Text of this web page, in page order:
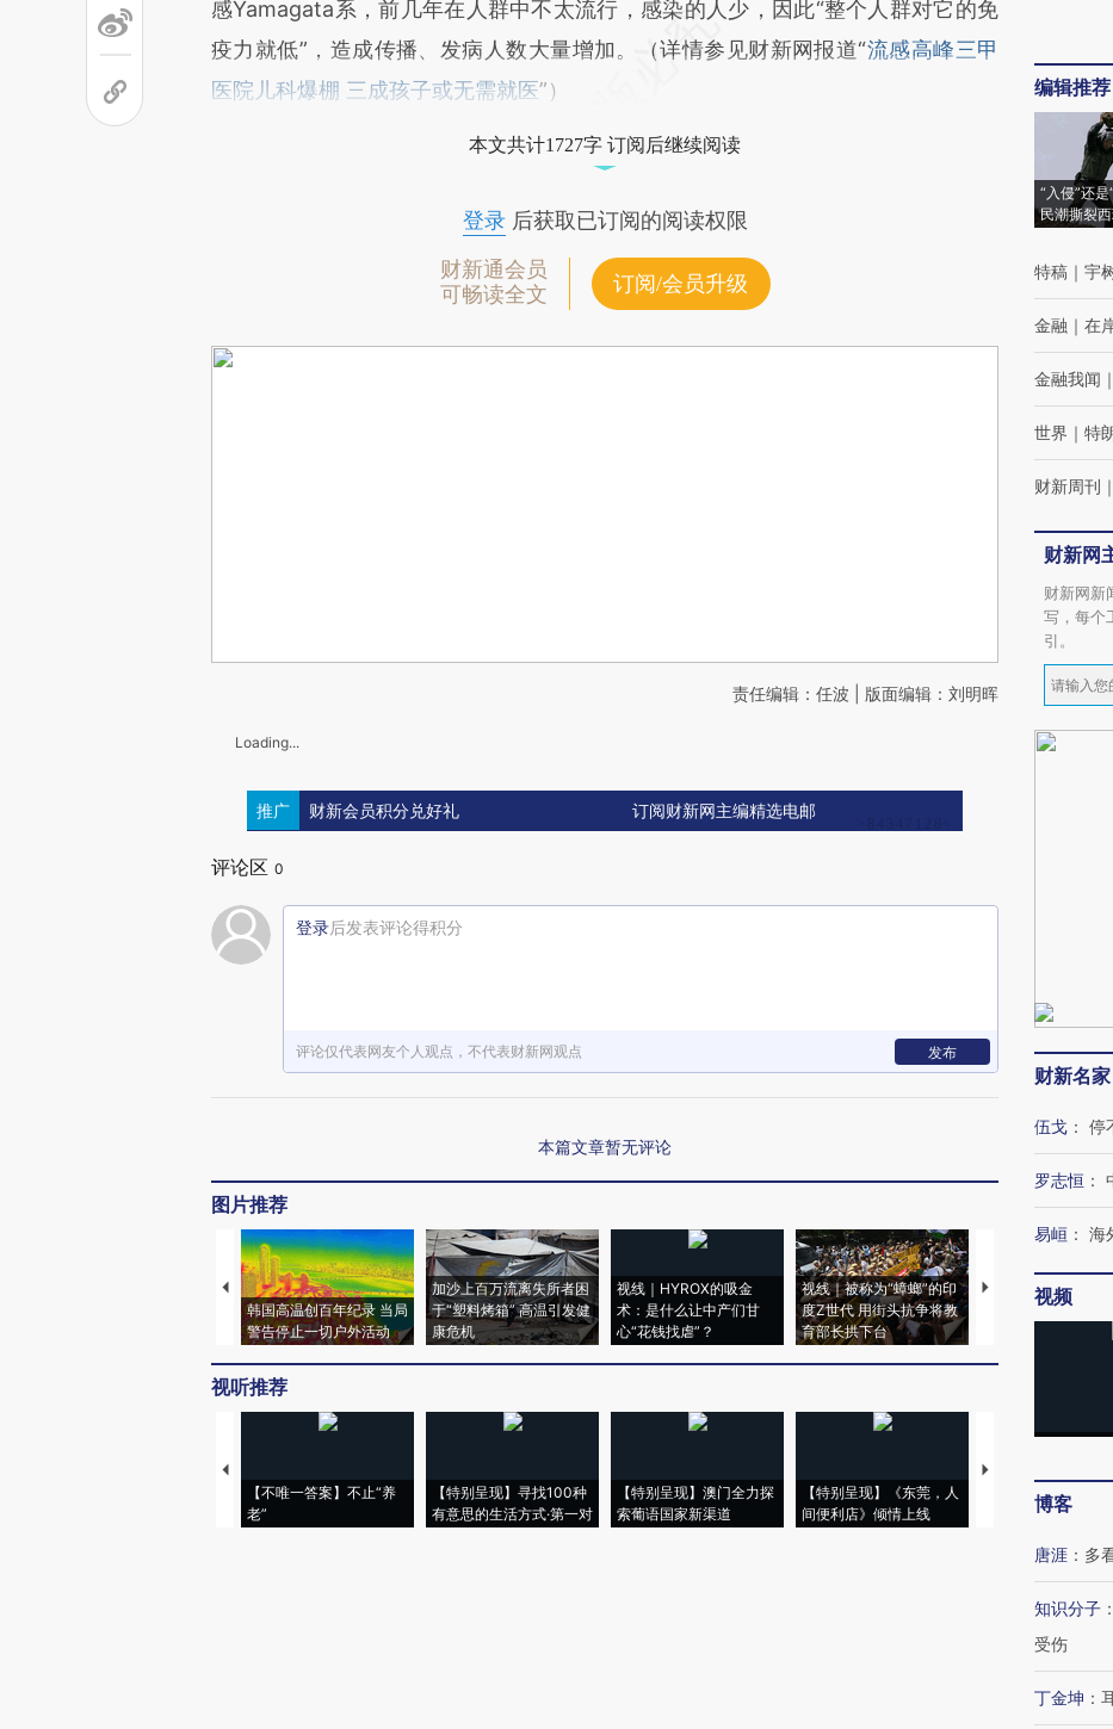
感Yamagata系，前几年在人群中不太流行，感染的人少，因此“整个人群对它的免
疫力就低”，造成传播、发病人数大量增加。（详情参见财新网报道“流感高峰三甲
医院儿科爆棚 三成孩子或无需就医”）
本文共计1727字 订阅后继续阅读
登录后获取已订阅的阅读权限
财新通会员
可畅读全文
订阅/会员升级
责任编辑：任波 | 版面编辑：刘明晖
Loading...
推广 财新会员积分兑好礼 订阅财新网主编精选电邮
评论区 0
登录后发表评论得积分
评论仅代表网友个人观点，不代表财新网观点 发布
本篇文章暂无评论
图片推荐
韩国高温创百年纪录 当局
警告停止一切户外活动
加沙上百万流离失所者困
于“塑料烤箱” 高温引发健
康危机
视线｜HYROX的吸金
术：是什么让中产们甘
心“花钱找虐”？
视线｜被称为“蟑螂”的印
度Z世代 用街头抗争将教
育部长拱下台
视线｜“入侵”还是“
机”？难民潮撕裂西
视听推荐
【不唯一答案】不止“养
老”
【特别呈现】寻找100种
有意思的生活方式·第一对
【特别呈现】澳门全力探
索葡语国家新渠道
【特别呈现】《东莞，人
间便利店》倾情上线
【推广】走进第四届
会，让数智科技“链”
编辑推荐
“入侵”还
民潮撕裂
特稿 ｜ 宇
金融 ｜ 在
金融我闻 ｜
世界 ｜ 特
财新周刊 ｜
财新网
财新网新
写，每个
引。
财新名家
伍戈 ： 停
罗志恒 ：
易峘 ： 海
视频
博客
唐涯 ： 多
知识分子 ：
受伤
丁金坤 ：